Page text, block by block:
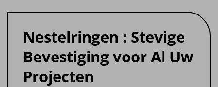
Nestelringen : Stevige
Bevestiging voor Al Uw
Projecten